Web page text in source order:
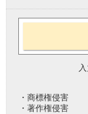
・商標権侵害
・著作権侵害